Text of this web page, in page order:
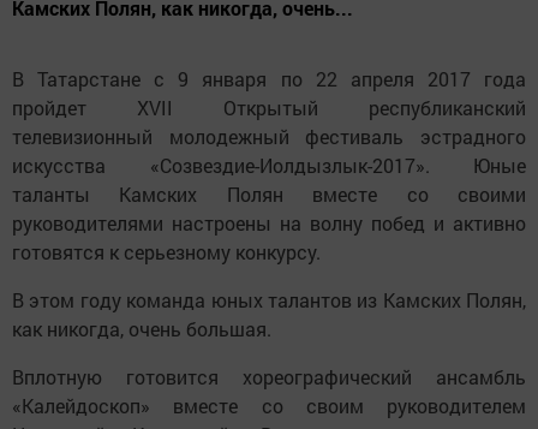
Камских Полян, как никогда, очень...
В Татарстане с 9 января по 22 апреля 2017 года
пройдет XVII Открытый республиканский
телевизионный молодежный фестиваль эстрадного
искусства «Созвездие-Иолдызлык-2017». Юные
таланты Камских Полян вместе со своими
руководителями настроены на волну побед и активно
готовятся к серьезному конкурсу.
В этом году команда юных талантов из Камских Полян,
как никогда, очень большая.
Вплотную готовится хореографический ансамбль
«Калейдоскоп» вместе со своим руководителем